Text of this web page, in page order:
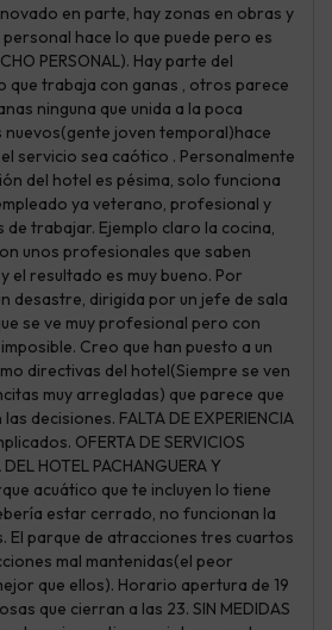
en parte, hay zonas en obras y
hace lo que puede pero es
PERSONAL). Hay parte del
que trabaja con ganas , otros parece
ninguna que unida a la poca
nuevos(gente joven temporal)hace
servicio sea caótico . Personalmente
del hotel es pésima, solo funciona
ya veterano, profesional y
de trabajar. Ejemplo claro la cocina,
unos profesionales que saben
el resultado es muy bueno. Por
desastre, dirigida por un jefe de sala
se ve muy profesional pero con
Creo que han puesto a un
directivas del hotel(Siempre se ven
muy arregladas) que parece que
decisiones. FALTA DE EXPERIENCIA
OFERTA DE SERVICIOS
HOTEL PACHANGUERA Y
acuático que te incluyen lo tiene
estar cerrado, no funcionan la
El parque de atracciones tres cuartos
mal mantenidas(el peor
que ellos). Horario apertura de 19
que cierran a las 23. SIN MEDIDAS